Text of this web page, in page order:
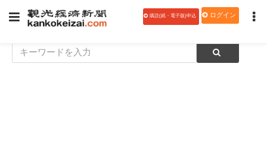
購読(紙・電子版)申込 ログイン